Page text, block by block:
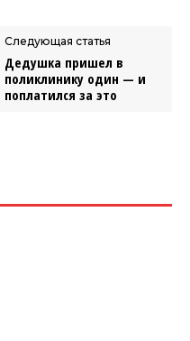
Следующая статья
Дедушка пришел в
поликлинику один — и
поплатился за это